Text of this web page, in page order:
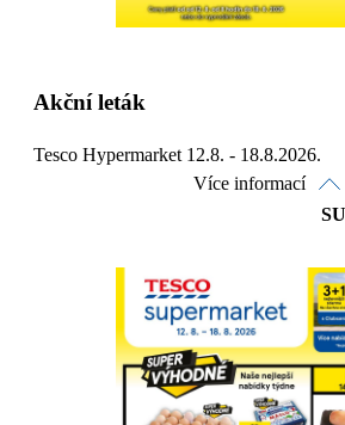
Akční leták
Tesco Hypermarket 12.8. - 18.8.2026.
Více informací
Prohlédnout on-line